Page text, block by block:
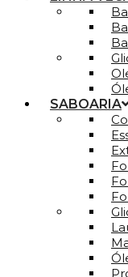
SABOARIA